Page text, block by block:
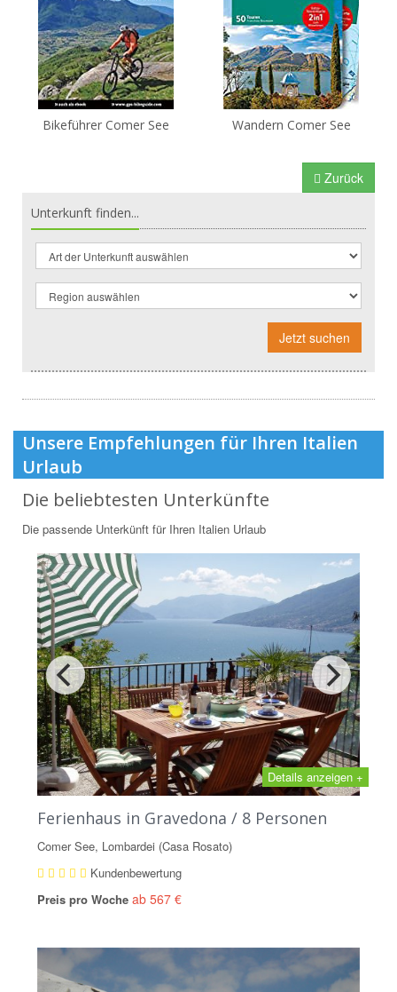
Bikeführer Comer See Wandern Comer See
Zurück
Unterkunft finden...
Jetzt suchen
Unsere Empfehlungen für Ihren Italien
Urlaub
Die beliebtesten Unterkünfte
Die passende Unterkünft für Ihren Italien Urlaub
Details anzeigen +
Ferienhaus in Gravedona / 8 Personen
Comer See, Lombardei (Casa Rosato)
Kundenbewertung
Preis pro Woche ab 567 €